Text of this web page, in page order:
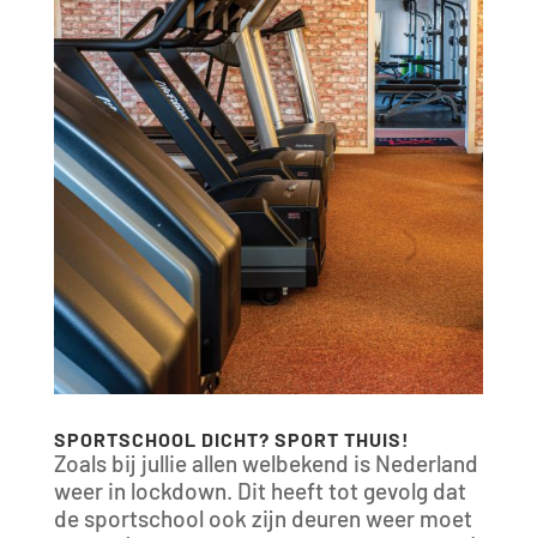
SPORTSCHOOL DICHT? SPORT THUIS!
Zoals bij jullie allen welbekend is Nederland
weer in lockdown. Dit heeft tot gevolg dat
de sportschool ook zijn deuren weer moet